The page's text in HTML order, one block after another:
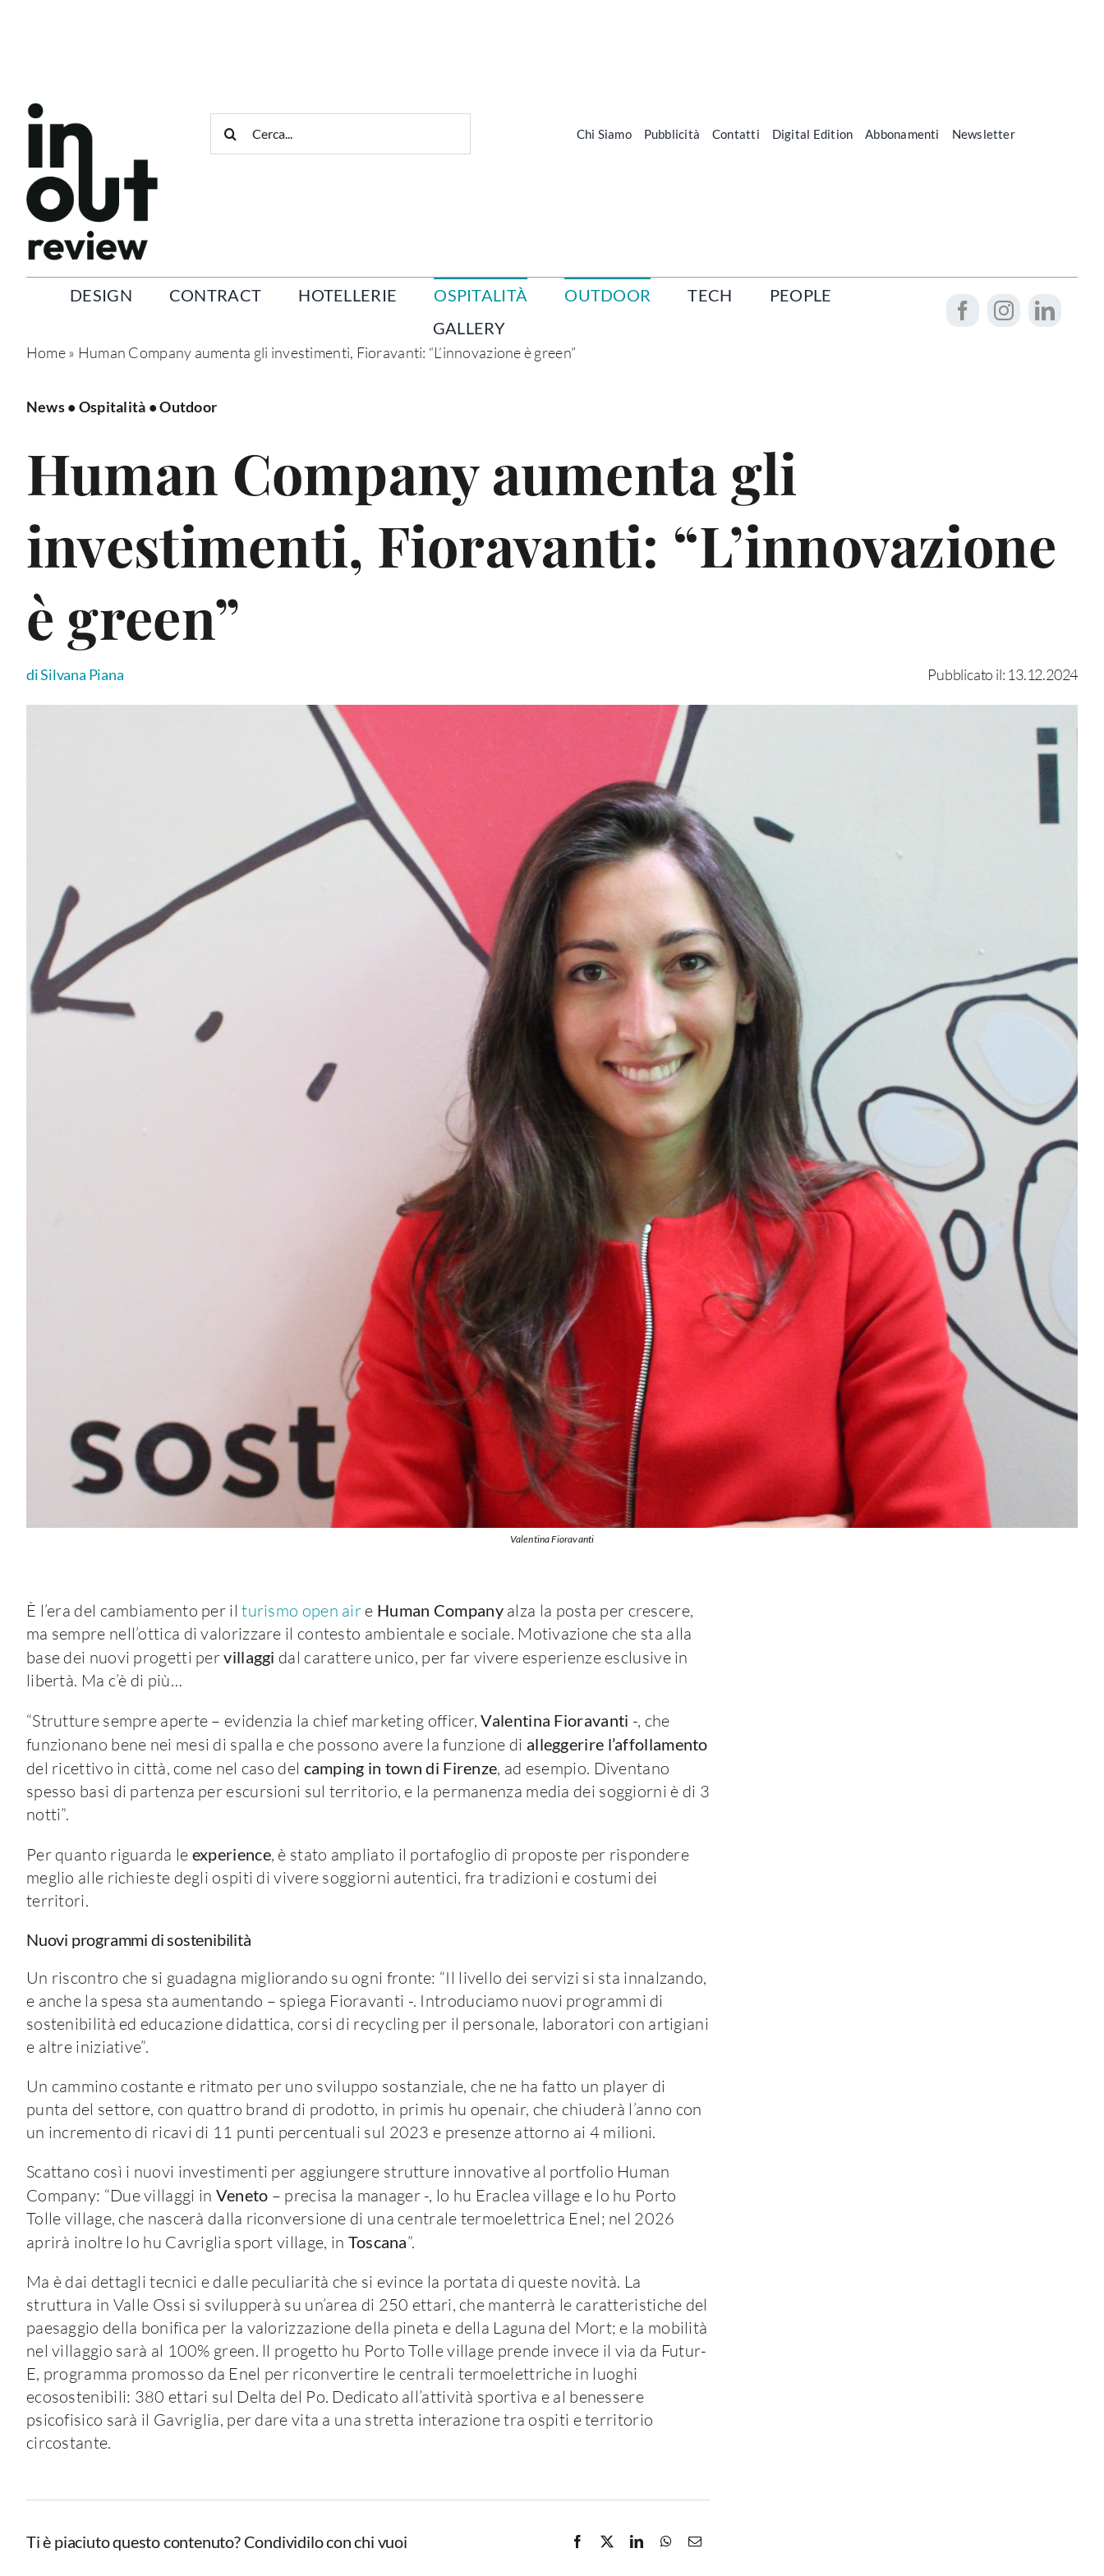
per:
Chi Siamo Pubblicità Contatti Digital Edition Abbonamenti Newsletter
DESIGN CONTRACT HOTELLERIE OSPITALITÀ OUTDOOR TECH
PEOPLE
GALLERY
Home» Human Company aumenta gli investimenti, Fioravanti: “L’innovazione è green”
News• Ospitalità •Outdoor
Human Company aumenta gli
investimenti, Fioravanti: “L’innovazione
è green”
di Silvana Piana Pubblicato il: 13.12.2024
Valentina Fioravanti
È l’era del cambiamento per il turismo open air e Human Companyalza la posta per crescere,
ma sempre nell’ottica di valorizzare il contesto ambientale e sociale. Motivazione che sta alla
base dei nuovi progetti pervillaggi dal carattere unico, per far vivere esperienze esclusive in
libertà. Ma c’è di più…
“Strutture sempre aperte – evidenzia la chief marketing officer,Valentina Fioravanti -, che
funzionano bene nei mesi di spalla e che possono avere la funzione di alleggerire l’affollamento
del ricettivo in città, come nel caso del camping in town di Firenze, ad esempio. Diventano
spesso basi di partenza per escursioni sul territorio, e la permanenza media dei soggiorni è di 3
notti”.
Per quanto riguarda le experience, è stato ampliato il portafoglio di proposte per rispondere
meglio alle richieste degli ospiti di vivere soggiorni autentici, fra tradizioni e costumi dei
territori.
Nuovi programmi di sostenibilità
Un riscontro che si guadagna migliorando su ogni fronte: “Il livello dei servizi si sta innalzando,
e anche la spesa sta aumentando – spiega Fioravanti -. Introduciamo nuovi programmi di
sostenibilità ed educazione didattica, corsi di recycling per il personale, laboratori con artigiani
e altre iniziative”.
Un cammino costante e ritmato per uno sviluppo sostanziale, che ne ha fatto un player di
punta del settore, con quattro brand di prodotto, in primis hu openair, che chiuderà l’anno con
un incremento di ricavi di 11 punti percentuali sul 2023 e presenze attorno ai 4 milioni.
Scattano così i nuovi investimenti per aggiungere strutture innovative al portfolio Human
Company: “Due villaggi in Veneto – precisa la manager -, lo hu Eraclea village e lo hu Porto
Tolle village, che nascerà dalla riconversione di una centrale termoelettrica Enel; nel 2026
aprirà inoltre lo hu Cavriglia sport village, in Toscana”.
Ma è dai dettagli tecnici e dalle peculiarità che si evince la portata di queste novità. La
struttura in Valle Ossi si svilupperà su un’area di 250 ettari, che manterrà le caratteristiche del
paesaggio della bonifica per la valorizzazione della pineta e della Laguna del Mort; e la mobilità
nel villaggio sarà al 100% green. ll progetto hu Porto Tolle village prende invece il via da Futur-
E, programma promosso da Enel per riconvertire le centrali termoelettriche in luoghi
ecosostenibili: 380 ettari sul Delta del Po. Dedicato all’attività sportiva e al benessere
psicofisico sarà il Gavriglia, per dare vita a una stretta interazione tra ospiti e territorio
circostante.
Ti è piaciuto questo contenuto? Condividilo con chi vuoi